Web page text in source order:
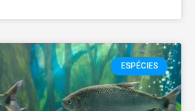
ESPÉCIES